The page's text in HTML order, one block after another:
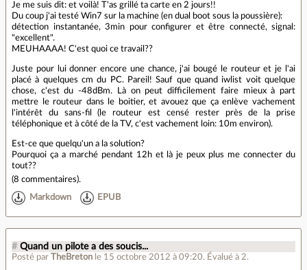
Je me suis dit: et voilà! T'as grillé ta carte en 2 jours!!
Du coup j'ai testé Win7 sur la machine (en dual boot sous la poussière):
détection instantanée, 3min pour configurer et être connecté, signal:
"excellent".
MEUHAAAA! C'est quoi ce travail??
Juste pour lui donner encore une chance, j'ai bougé le routeur et je l'ai
placé à quelques cm du PC. Pareil! Sauf que quand iwlist voit quelque
chose, c'est du -48dBm. Là on peut difficilement faire mieux à part
mettre le routeur dans le boitier, et avouez que ça enlève vachement
l'intérêt du sans-fil (le routeur est censé rester près de la prise
téléphonique et à côté de la TV, c'est vachement loin: 10m environ).
Est-ce que quelqu'un a la solution?
Pourquoi ça a marché pendant 12h et là je peux plus me connecter du
tout??
(8 commentaires).
Markdown EPUB
# Quand un pilote a des soucis...
Posté par TheBreton le 15 octobre 2012 à 09:20. Évalué à 2.